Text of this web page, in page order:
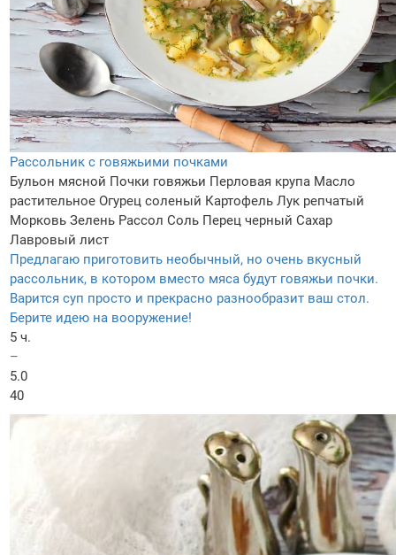
Рассольник с говяжьими почками
Бульон мясной Почки говяжьи Перловая крупа Масло
растительное Огурец соленый Картофель Лук репчатый
Морковь Зелень Рассол Соль Перец черный Сахар
Лавровый лист
Предлагаю приготовить необычный, но очень вкусный
рассольник, в котором вместо мяса будут говяжьи почки.
Варится суп просто и прекрасно разнообразит ваш стол.
Берите идею на вооружение!
5 ч.
–
5.0
40